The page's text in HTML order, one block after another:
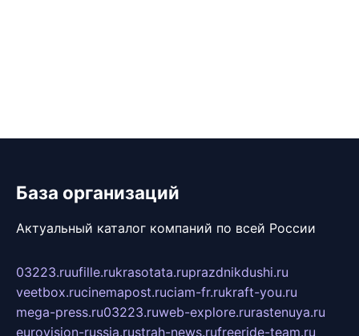
База организаций
Актуальный каталог компаний по всей России
03223.ruufille.rukrasotata.ruprazdnikdushi.ru
veetbox.rucinemapost.ruciam-fr.rukraft-you.ru
mega-press.ru03223.ruweb-explore.rurastenuya.ru
eurovision-russia.rustrah-news.rufreeride-team.ru